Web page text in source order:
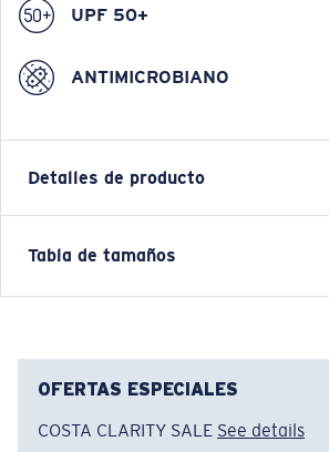
UPF 50+
ANTIMICROBIANO
Detalles de producto
Camiseta de manga larga Tech Banner
• Ajuste regular
• Para hombre
• 100 % poliéster reciclado
Tabla de tamaños
OFERTAS ESPECIALES
COSTA CLARITY SALE See details